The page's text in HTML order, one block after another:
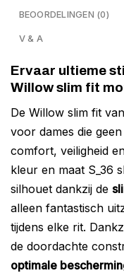
BEOORDELINGEN (0)
V & A
Ervaar ultieme
Willow slim fit
De Willow slim fit
voor dames die
comfort, veiligheid
kleur en maat S_36
silhouet dankzij de
alleen fantastisch
tijdens elke rit.
de doordachte
optimale